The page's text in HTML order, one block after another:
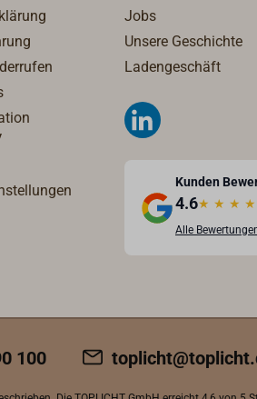
Jobs
Unsere Geschichte
Ladengeschäft
Kunden
4.6★ ★ ★ ★
Alle
100